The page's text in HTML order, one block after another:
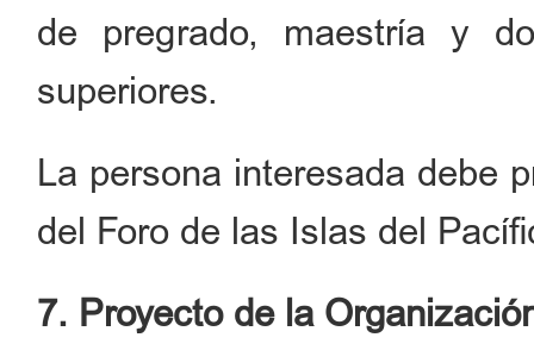
de pregrado, maestría y
superiores.
La persona interesada debe
del Foro de las Islas del
7. Proyecto de la